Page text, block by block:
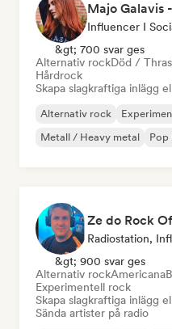
Majo Galavis
Influencer I
&gt; 700 svar ges
Alternativ rockDöd /
Hårdrock
Skapa slagkraftiga inlägg
Alternativ rock
Metall / Heavy metal
Pop
Ze do Rock
Radiostation,
&gt; 900 svar ges
Alternativ rockAmericana
Experimentell rock
Skapa slagkraftiga inlägg
Sända artister på radio